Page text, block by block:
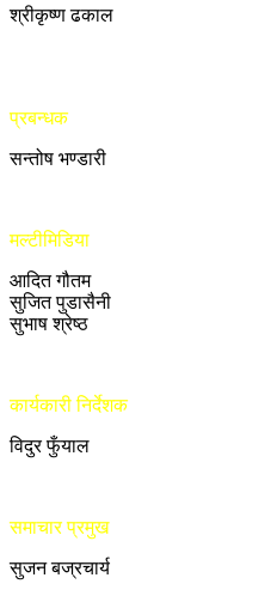
श्रीकृष्ण ढकाल
प्रबन्धक
सन्तोष भण्डारी
मल्टीमिडिया
आदित गौतम
सुजित पुडासैनी
सुभाष श्रेष्ठ
कार्यकारी निर्देशक
विदुर फुँयाल
समाचार प्रमुख
सुजन बज्रचार्य